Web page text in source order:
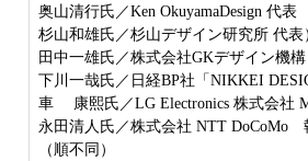
奥山清行氏／Ken OkuyamaDesign 代表
杉山和雄氏／杉山デザイン研究所 代表
田中一雄氏／株式会社GKデザイン機
下川一哉氏／日経BP社「NIKKEI
車 康熙氏／LG Electronics 株式会社
永田清人氏／株式会社 NTT DoCoMo
（順不同）